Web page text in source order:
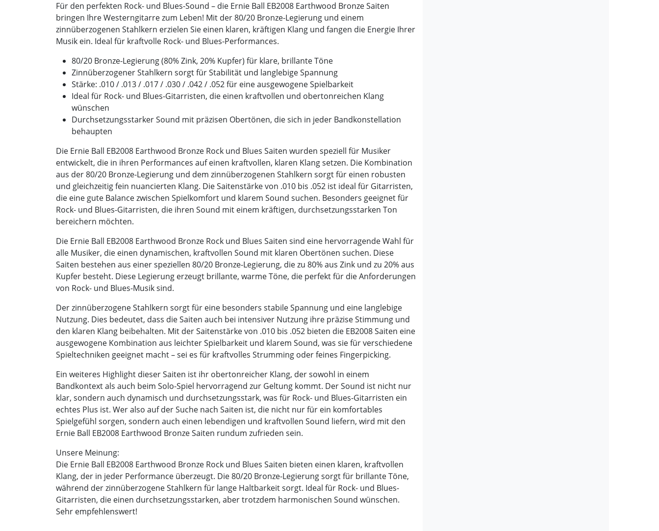
Für den perfekten Rock- und Blues-Sound – die Ernie Ball EB2008 Earthwood Bronze Saiten
bringen Ihre Westerngitarre zum Leben! Mit der 80/20 Bronze-Legierung und einem
zinnüberzogenen Stahlkern erzielen Sie einen klaren, kräftigen Klang und fangen die Energie Ihrer
Musik ein. Ideal für kraftvolle Rock- und Blues-Performances.
80/20 Bronze-Legierung (80% Zink, 20% Kupfer) für klare, brillante Töne
Zinnüberzogener Stahlkern sorgt für Stabilität und langlebige Spannung
Stärke: .010 / .013 / .017 / .030 / .042 / .052 für eine ausgewogene Spielbarkeit
Ideal für Rock- und Blues-Gitarristen, die einen kraftvollen und obertonreichen Klang
wünschen
Durchsetzungsstarker Sound mit präzisen Obertönen, die sich in jeder Bandkonstellation
behaupten
Die Ernie Ball EB2008 Earthwood Bronze Rock und Blues Saiten wurden speziell für Musiker
entwickelt, die in ihren Performances auf einen kraftvollen, klaren Klang setzen. Die Kombination
aus der 80/20 Bronze-Legierung und dem zinnüberzogenen Stahlkern sorgt für einen robusten
und gleichzeitig fein nuancierten Klang. Die Saitenstärke von .010 bis .052 ist ideal für Gitarristen,
die eine gute Balance zwischen Spielkomfort und klarem Sound suchen. Besonders geeignet für
Rock- und Blues-Gitarristen, die ihren Sound mit einem kräftigen, durchsetzungsstarken Ton
bereichern möchten.
Die Ernie Ball EB2008 Earthwood Bronze Rock und Blues Saiten sind eine hervorragende Wahl für
alle Musiker, die einen dynamischen, kraftvollen Sound mit klaren Obertönen suchen. Diese
Saiten bestehen aus einer speziellen 80/20 Bronze-Legierung, die zu 80% aus Zink und zu 20% aus
Kupfer besteht. Diese Legierung erzeugt brillante, warme Töne, die perfekt für die Anforderungen
von Rock- und Blues-Musik sind.
Der zinnüberzogene Stahlkern sorgt für eine besonders stabile Spannung und eine langlebige
Nutzung. Dies bedeutet, dass die Saiten auch bei intensiver Nutzung ihre präzise Stimmung und
den klaren Klang beibehalten. Mit der Saitenstärke von .010 bis .052 bieten die EB2008 Saiten eine
ausgewogene Kombination aus leichter Spielbarkeit und klarem Sound, was sie für verschiedene
Spieltechniken geeignet macht – sei es für kraftvolles Strumming oder feines Fingerpicking.
Ein weiteres Highlight dieser Saiten ist ihr obertonreicher Klang, der sowohl in einem
Bandkontext als auch beim Solo-Spiel hervorragend zur Geltung kommt. Der Sound ist nicht nur
klar, sondern auch dynamisch und durchsetzungsstark, was für Rock- und Blues-Gitarristen ein
echtes Plus ist. Wer also auf der Suche nach Saiten ist, die nicht nur für ein komfortables
Spielgefühl sorgen, sondern auch einen lebendigen und kraftvollen Sound liefern, wird mit den
Ernie Ball EB2008 Earthwood Bronze Saiten rundum zufrieden sein.
Unsere Meinung:
Die Ernie Ball EB2008 Earthwood Bronze Rock und Blues Saiten bieten einen klaren, kraftvollen
Klang, der in jeder Performance überzeugt. Die 80/20 Bronze-Legierung sorgt für brillante Töne,
während der zinnüberzogene Stahlkern für lange Haltbarkeit sorgt. Ideal für Rock- und Blues-
Gitarristen, die einen durchsetzungsstarken, aber trotzdem harmonischen Sound wünschen.
Sehr empfehlenswert!